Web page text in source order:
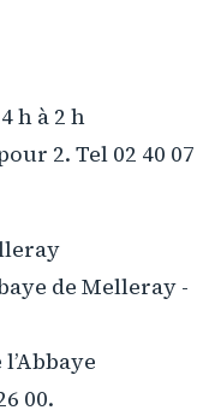
h à 2 h
2. Tel 02 40 07
de Melleray -
00.